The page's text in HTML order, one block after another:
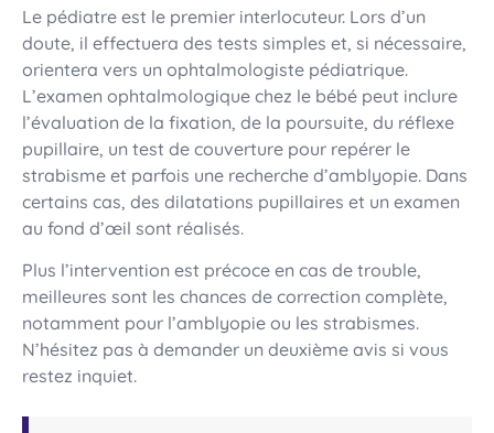
Le pédiatre est le premier interlocuteur. Lors d’un
doute, il effectuera des tests simples et, si nécessaire,
orientera vers un ophtalmologiste pédiatrique.
L’examen ophtalmologique chez le bébé peut inclure
l’évaluation de la fixation, de la poursuite, du réflexe
pupillaire, un test de couverture pour repérer le
strabisme et parfois une recherche d’amblyopie. Dans
certains cas, des dilatations pupillaires et un examen
au fond d’œil sont réalisés.
Plus l’intervention est précoce en cas de trouble,
meilleures sont les chances de correction complète,
notamment pour l’amblyopie ou les strabismes.
N’hésitez pas à demander un deuxième avis si vous
restez inquiet.